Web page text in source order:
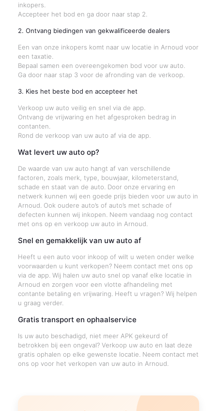
inkopers.
Accepteer het bod en ga door naar stap 2.
2. Ontvang biedingen van gekwalificeerde dealers
Een van onze inkopers komt naar uw locatie in Arnoud voor
een taxatie.
Bepaal samen een overeengekomen bod voor uw auto.
Ga door naar stap 3 voor de afronding van de verkoop.
3. Kies het beste bod en accepteer het
Verkoop uw auto veilig en snel via de app.
Ontvang de vrijwaring en het afgesproken bedrag in
contanten.
Rond de verkoop van uw auto af via de app.
Wat levert uw auto op?
De waarde van uw auto hangt af van verschillende
factoren, zoals merk, type, bouwjaar, kilometerstand,
schade en staat van de auto. Door onze ervaring en
netwerk kunnen wij een goede prijs bieden voor uw auto in
Arnoud. Ook oudere auto’s of auto’s met schade of
defecten kunnen wij inkopen. Neem vandaag nog contact
met ons op en verkoop uw auto in Arnoud.
Snel en gemakkelijk van uw auto af
Heeft u een auto voor inkoop of wilt u weten onder welke
voorwaarden u kunt verkopen? Neem contact met ons op
via de app. Wij halen uw auto snel op vanaf elke locatie in
Arnoud en zorgen voor een vlotte afhandeling met
contante betaling en vrijwaring. Heeft u vragen? Wij helpen
u graag verder.
Gratis transport en ophaalservice
Is uw auto beschadigd, niet meer APK gekeurd of
betrokken bij een ongeval? Verkoop uw auto en laat deze
gratis ophalen op elke gewenste locatie. Neem contact met
ons op voor het verkopen van uw auto in Arnoud.